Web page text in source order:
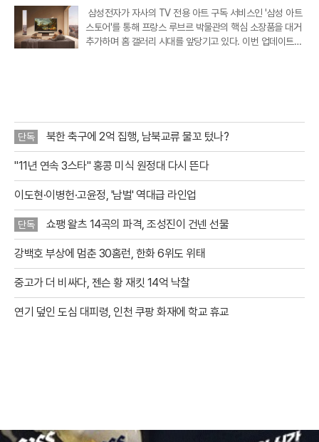
삼성전자가 자사의 TV 전용 아트 구독 서비스인 '삼성 아트
스토어'를 통해 프랑스 루브르 박물관의 핵심 소장품을 대거
추가하며 홈 갤러리 시대를 앞당기고 있다. 이번 업데이트를
단독 북한 축구에 2억 집행, 남북교류 물꼬 텄나?
"11년 연속 3스타" 홍콩 미식 원정대 다시 뜬다
이도현·이병헌·고윤정, '남벌' 역대급 라인업
단독 쇼팽 왈츠 14곡의 파격, 조성진이 건넨 선물
강백호 부상에 멈춘 30홈런, 한화 6위도 위태
중고가 더 비싸다, 젠슨 황 재킷 14억 낙찰
연기 덮인 도심 대피령, 인천 쿠팡 화재에 학교 휴교